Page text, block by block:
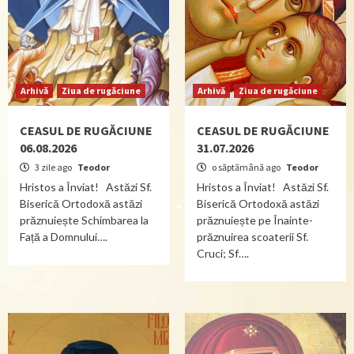
Arhivă Ziua de rugăciune
CEASUL DE RUGĂCIUNE
06.08.2026
3 zile ago Teodor
Hristos a Înviat! Astăzi Sf.
Biserică Ortodoxă astăzi
prăznuiește Schimbarea la
Față a Domnului….
Arhivă Ziua de rugăciune
CEASUL DE RUGĂCIUNE
31.07.2026
o săptămână ago Teodor
Hristos a Înviat! Astăzi Sf.
Biserică Ortodoxă astăzi
prăznuiește pe Înainte-
prăznuirea scoaterii Sf.
Cruci; Sf….